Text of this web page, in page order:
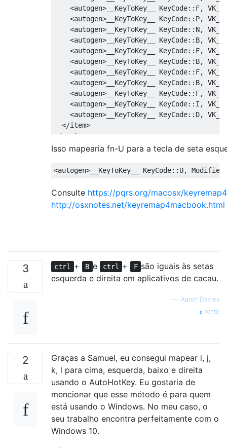
<autogen>__KeyToKey__ KeyCode::F,
<autogen>__KeyToKey__ KeyCode::P,
<autogen>__KeyToKey__ KeyCode::N,
<autogen>__KeyToKey__ KeyCode::B,
<autogen>__KeyToKey__ KeyCode::F,
<autogen>__KeyToKey__ KeyCode::B,
<autogen>__KeyToKey__ KeyCode::F,
<autogen>__KeyToKey__ KeyCode::B,
<autogen>__KeyToKey__ KeyCode::F,
<autogen>__KeyToKey__ KeyCode::I,
<autogen>__KeyToKey__ KeyCode::D,
  </item>
Isso mapearia fn-U para a tecla de seta
Consulte https://pqrs.org/macosx/
http://osxnotes.net/keyremap4macbook.html
3 ctrl + B e ctrl + F são iguais às setas
esquerda e direita em aplicativos de cacau.
— Aaron Davies
fonte
2
Graças a Samuel, eu consegui mapear i, j,
k, l para cima, esquerda, baixo e direita
usando o AutoHotKey. Eu gostaria de
mencionar que esse método é para quem
está usando o Windows. No meu caso, o
seu trabalho encontra perfeitamente com o
Windows 10.